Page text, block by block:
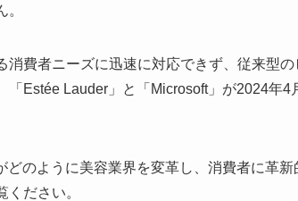
消費者ニーズに迅速に対応できず、従来型
「Estée Lauder」と「Microsoft」が2024年
どのように美容業界を変革し、消費者に革
ください。